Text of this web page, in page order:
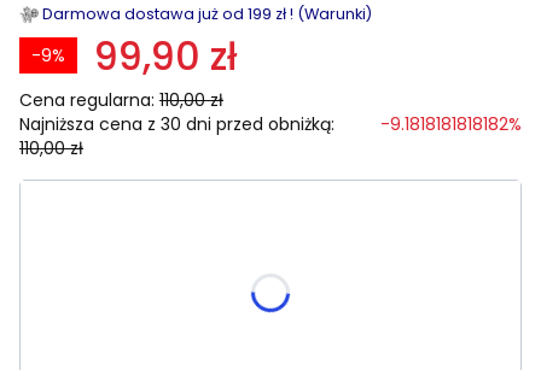
Darmowa dostawa już od 199 zł ! (Warunki)
99,90 zł
Cena regularna: 110,00 zł
-9%
Najniższa cena z 30 dni przed obniżką:
110,00 zł
-9.1818181818182%
skracania, wymiar po skróceniu [cm]